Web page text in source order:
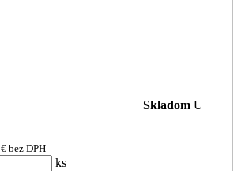
Skladom U
€ bez DPH
ks